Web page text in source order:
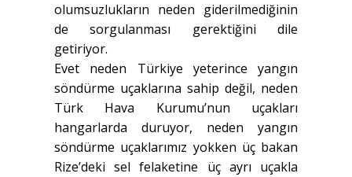
olumsuzlukların neden giderilmediğinin
de sorgulanması gerektiğini dile
getiriyor.
Evet neden Türkiye yeterince yangın
söndürme uçaklarına sahip değil, neden
Türk Hava Kurumu’nun uçakları
hangarlarda duruyor, neden yangın
söndürme uçaklarımız yokken üç bakan
Rize’deki sel felaketine üç ayrı uçakla